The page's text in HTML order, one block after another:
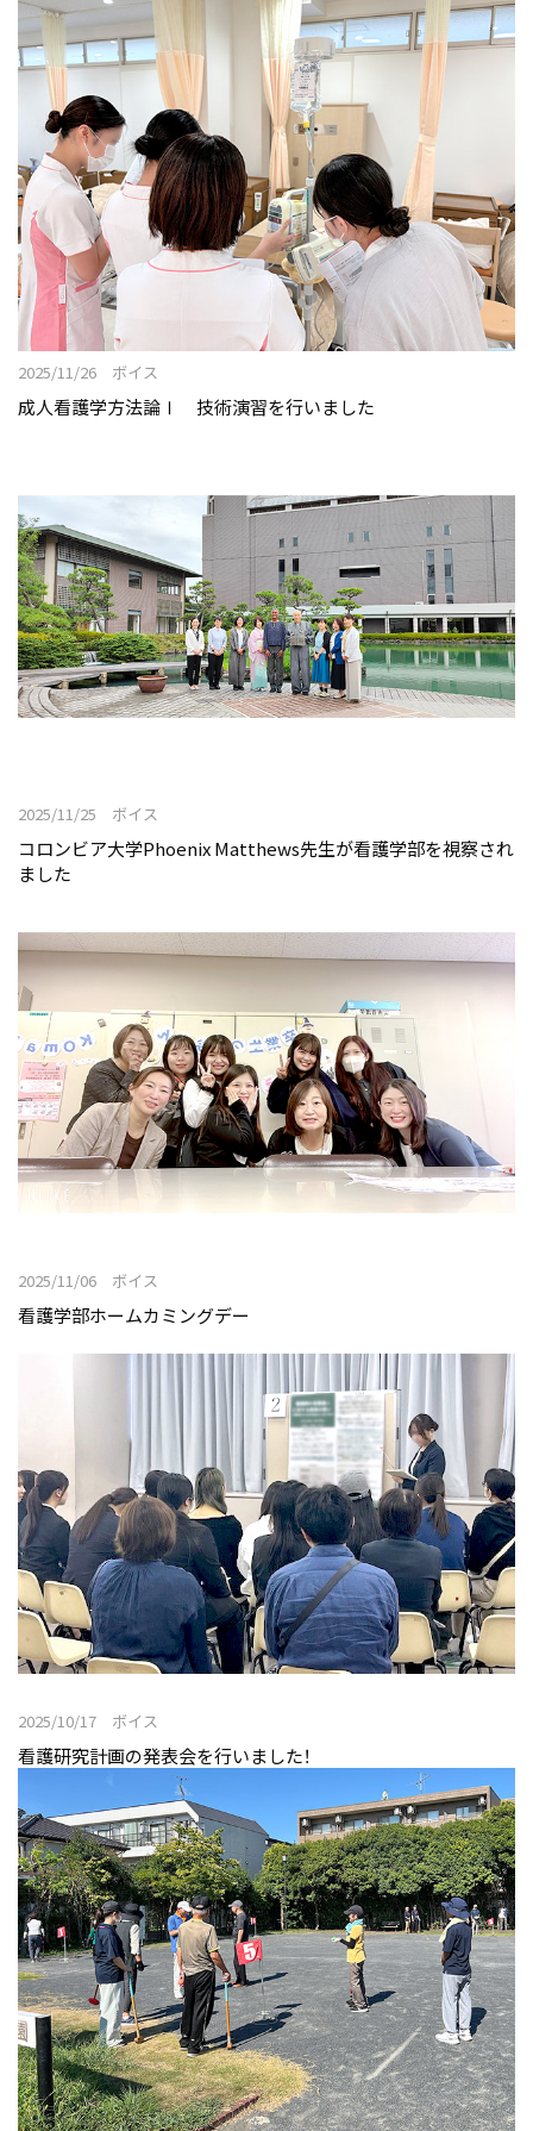
2025/11/26 ボイス
成人看護学方法論Ⅰ 技術演習を行いました
2025/11/25 ボイス
コロンビア大学Phoenix Matthews先生が看護学部を視察され
ました
2025/11/06 ボイス
看護学部ホームカミングデー
2025/10/17 ボイス
看護研究計画の発表会を行いました！